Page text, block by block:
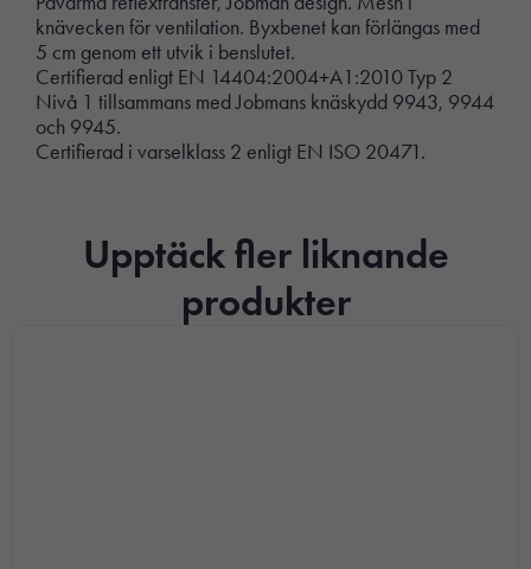
knävecken för ventilation. Byxbenet kan förlängas med
5 cm genom ett utvik i benslutet.
Certifierad enligt EN 14404:2004+A1:2010 Typ 2
Nivå 1 tillsammans med Jobmans knäskydd 9943, 9944
och 9945.
Certifierad i varselklass 2 enligt EN ISO 20471.
Upptäck fler liknande
produkter